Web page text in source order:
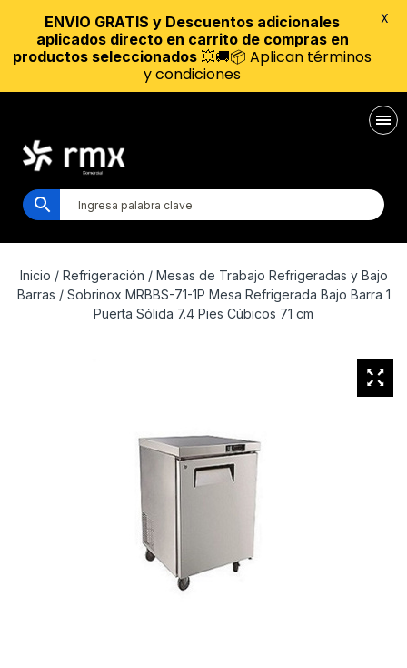
Inicio / Refrigeración / Mesas de Trabajo Refrigeradas y Bajo
Barras / Sobrinox MRBBS-71-1P Mesa Refrigerada Bajo Barra 1
Puerta Sólida 7.4 Pies Cúbicos 71 cm
ENVIO GRATIS y Descuentos adicionales
aplicados directo en carrito de compras en
productos seleccionados 💥🚚📦 Aplican términos
y condiciones
X